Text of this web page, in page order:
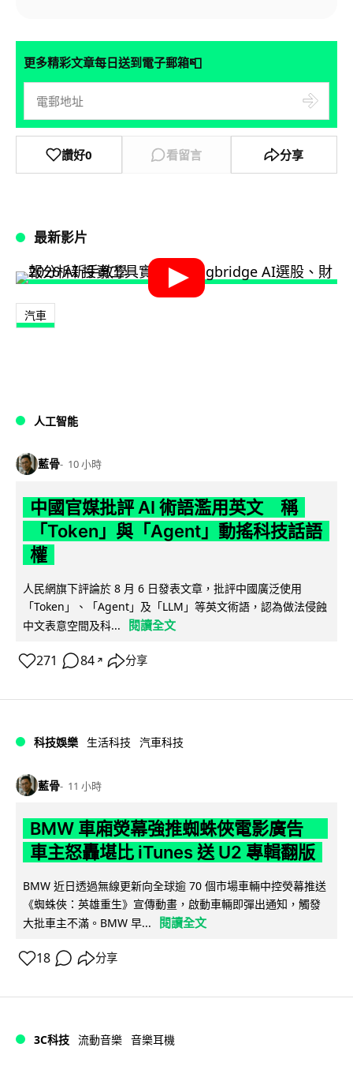
更多精彩文章每日送到電子郵箱📮
讚好0 看留言 分享
最新影片
汽車
人工智能
藍骨 10 小時
中國官媒批評 AI 術語濫用英文 稱
「Token」與「Agent」動搖科技話語
權
人民網旗下評論於 8 月 6 日發表文章，批評中國廣泛使用
「Token」、「Agent」及「LLM」等英文術語，認為做法侵蝕
中文表意空間及科...
閱讀全文
271 84 ↗ 分享
科技娛樂 生活科技 汽車科技
藍骨 11 小時
BMW 車廂熒幕強推蜘蛛俠電影廣告
車主怒轟堪比 iTunes 送 U2 專輯翻版
BMW 近日透過無線更新向全球逾 70 個市場車輛中控熒幕推送
《蜘蛛俠：英雄重生》宣傳動畫，啟動車輛即彈出通知，觸發
大批車主不滿。BMW 早...
閱讀全文
18 分享
3C科技 流動音樂 音樂耳機